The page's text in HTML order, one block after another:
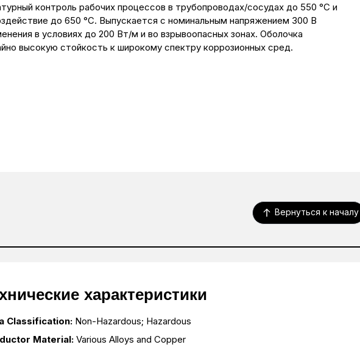
контроль рабочих процессов в трубопроводах/сосудах до 550 °C и
до 650 °C. Выпускается с номинальным напряжением 300 В
в условиях до 200 Вт/м и во взрывоопасных зонах. Оболочка
высокую стойкость к широкому спектру коррозионных сред.
Вернуться к началу
характеристики
Classification: Non-Hazardous; Hazardous
Material: Various Alloys and Copper